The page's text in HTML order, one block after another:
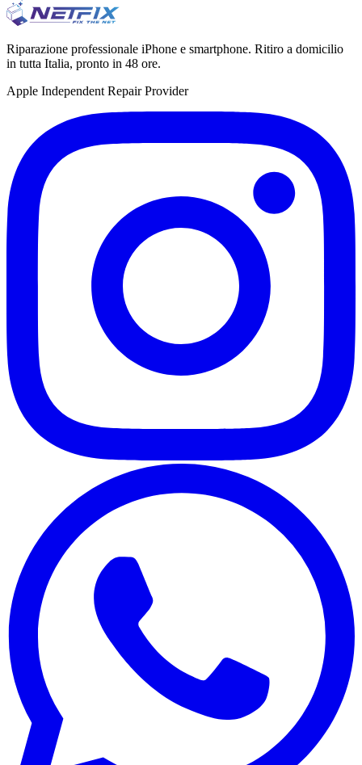
Riparazione professionale iPhone e smartphone. Ritiro a domicilio
in tutta Italia, pronto in 48 ore.
Apple Independent Repair Provider